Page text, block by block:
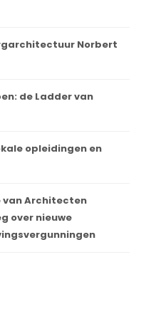
Norbert
de Ladder van
opleidingen en
van Architecten
over nieuwe